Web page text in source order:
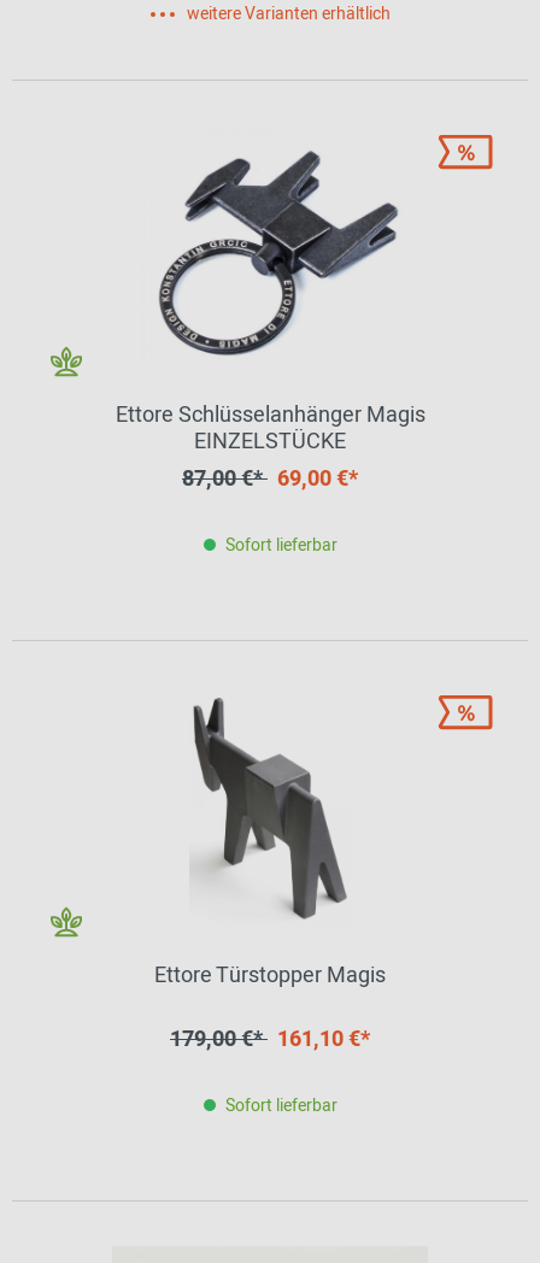
weitere Varianten erhältlich
Ettore Schlüsselanhänger Magis
EINZELSTÜCKE
87,00 €* 69,00 €*
Sofort lieferbar
Ettore Türstopper Magis
179,00 €* 161,10 €*
Sofort lieferbar